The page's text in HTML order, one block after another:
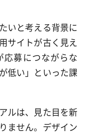
いと考える背景に
サイトが古く見え
応募につながらな
低い」といった課
ルは、見た目を新
ません。デザイン